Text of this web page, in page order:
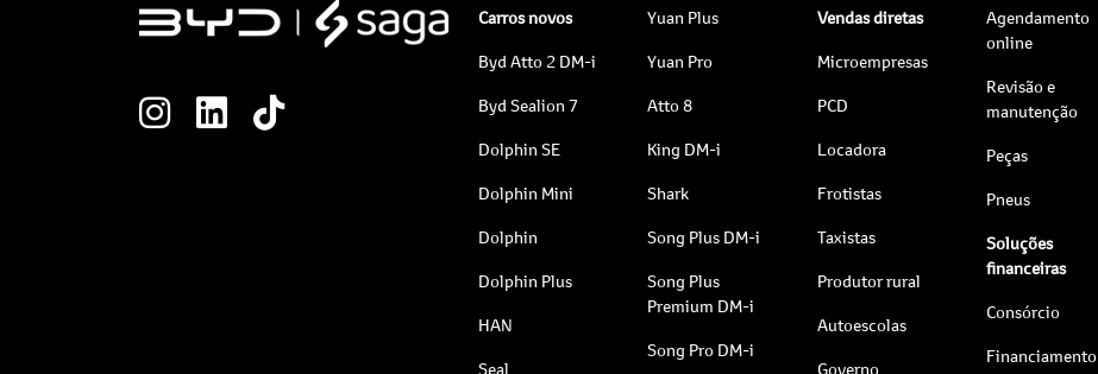
Carros novos
Byd Atto 2 DM-i
Byd Sealion 7
Dolphin SE
Dolphin Mini
Dolphin
Dolphin Plus
HAN
Seal
Yuan Plus
Yuan Pro
Atto 8
King DM-i
Shark
Song Plus DM-i
Song Plus
Premium DM-i
Song Pro DM-i
Vendas diretas
Microempresas
PCD
Locadora
Frotistas
Taxistas
Produtor rural
Autoescolas
Governo
Agendamento
online
Revisão e
manutenção
Peças
Pneus
Soluções
financeiras
Consórcio
Financiamento